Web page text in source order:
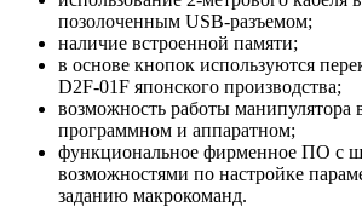
позолоченным USB-разъемом;
наличие встроенной памяти;
в основе кнопок используются
D2F-01F японского производства;
возможность работы манипулятора
программном и аппаратном;
функциональное фирменное ПО с
возможностями по настройке
заданию макрокоманд.